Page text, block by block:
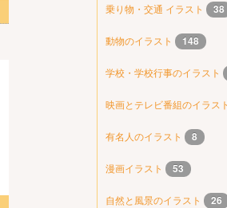
乗り物・交通 イラスト 38
動物のイラスト 148
学校・学校行事のイラスト
映画とテレビ番組のイラスト
有名人のイラスト 8
漫画イラスト 53
自然と風景のイラスト 26